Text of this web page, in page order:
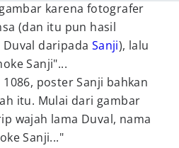
karena fotografer
(dan itu pun hasil
daripada Sanji), lalu
Sanji"...
poster Sanji bahkan
itu. Mulai dari gambar
wajah lama Duval, nama
Sanji..."